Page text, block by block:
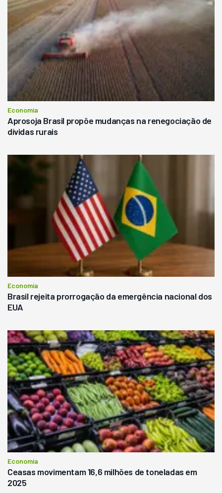
Economia
Aprosoja Brasil propõe mudanças na renegociação de
dívidas rurais
Economia
Brasil rejeita prorrogação da emergência nacional dos
EUA
Economia
Ceasas movimentam 16,6 milhões de toneladas em
2025